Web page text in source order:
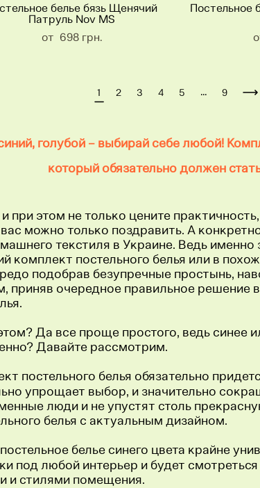
белье бязь Щенячий
Патруль Nov MS
от 698 грн.
Постельное
1 2 3 4 5 ... 9
голубой – выбирай себе любой!
который обязательно должен
при этом не только цените
можно только поздравить. А
текстиля в Украине. Ведь
комплект постельного белья или в
подобрав безупречные простынь,
приняв очередное правильное решение
Да все проще простого, ведь синее
Давайте рассмотрим.
постельного белья обязательно
упрощает выбор, и значительно
люди и не упустят столь
белья с актуальным дизайном.
белье синего цвета крайне
под любой интерьер и будет
и стилями помещения.